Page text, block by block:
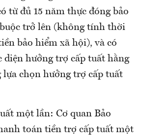
từ đủ 15 năm thực đóng bảo
trở lên (không tính thời
bảo hiểm xã hội), và có
diện hưởng trợ cấp tuất hằng
chọn hưởng trợ cấp tuất
một lần: Cơ quan Bảo
toán tiền trợ cấp tuất một